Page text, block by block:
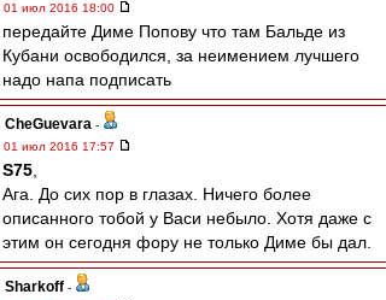
01 июл 2016 18:00
передайте Диме Попову что там Бальде из
Кубани освободился, за неимением лучшего
надо напа подписать
CheGuevara -
01 июл 2016 17:57
S75
Ага. До сих пор в глазах. Ничего более
описанного тобой у Васи небыло. Хотя даже с
этим он сегодня фору не только Диме бы дал.
Sharkoff -